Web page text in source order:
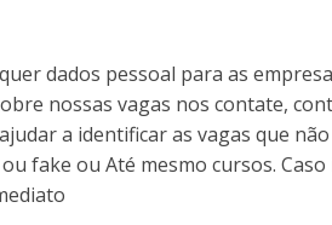
dados pessoal para as
nossas vagas nos contate,
a identificar as vagas que
fake ou Até mesmo cursos.